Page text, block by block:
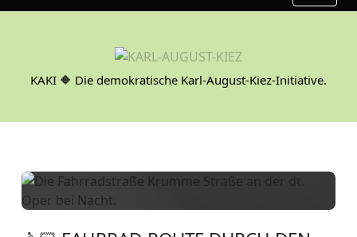
S
c
KAKI 🔶 Die demokratische Karl-August-Kiez-Initiative.